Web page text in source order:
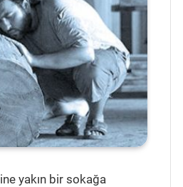
yakın bir sokağa